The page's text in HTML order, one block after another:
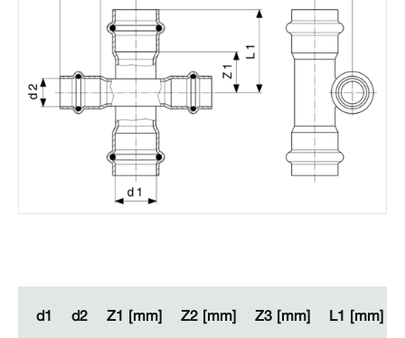
d1 d2 Z1 [mm] Z2 [mm] Z3 [mm] L1 [mm]
d1 d2 Z1 [mm] Z2 [mm] Z3 [mm] L1 [mm]